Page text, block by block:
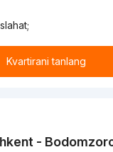
Kvartirani tanlang
-